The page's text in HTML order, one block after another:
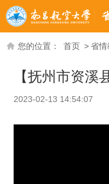
您的位置： 首页 >省情
【抚州市资溪
2023-02-13 14:54:07